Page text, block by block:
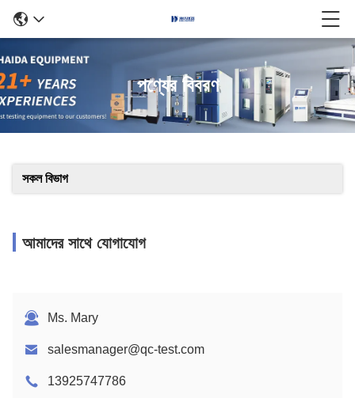
পণ্যের বিবরণ
সকল বিভাগ
আমাদের সাথে যোগাযোগ
Ms. Mary
salesmanager@qc-test.com
13925747786